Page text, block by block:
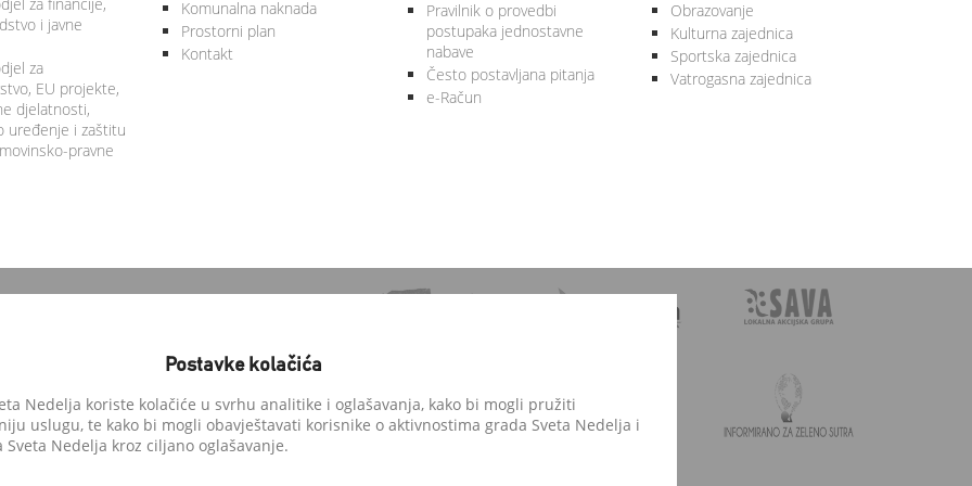
i javne
za
EU projekte,
djelatnosti,
uređenje i zaštitu
pravne
Komunalna naknada
Prostorni plan
Kontakt
Pravilnik o provedbi
postupaka jednostavne
nabave
Često postavljana pitanja
e-Račun
Obrazovanje
Kulturna zajednica
Sportska zajednica
Vatrogasna zajednica
Postavke kolačića
Nedelja koriste kolačiće u svrhu analitike i oglašavanja, kako bi mogli pružiti
uslugu, te kako bi mogli obavještavati korisnike o aktivnostima grada Sveta Nedelja i
Nedelja kroz ciljano oglašavanje.